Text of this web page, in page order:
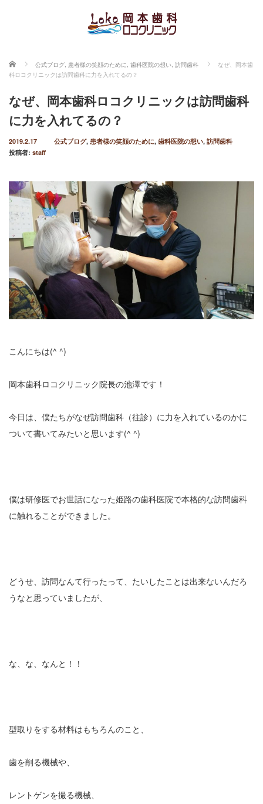
ホーム 公式ブログ, 患者様の笑顔のために, 歯科医院の想い, 訪問歯科
なぜ、岡本歯
科ロコクリニックは訪問歯科に力を入れてるの？
なぜ、岡本歯科ロコクリニックは訪問歯科
に力を入れてるの？
2019.2.17 公式ブログ, 患者様の笑顔のために, 歯科医院の想い, 訪問歯科
投稿者: staff
こんにちは(^ ^)
岡本歯科ロコクリニック院長の池澤です！
今日は、僕たちがなぜ訪問歯科（往診）に力を入れているのかに
ついて書いてみたいと思います(^ ^)
僕は研修医でお世話になった姫路の歯科医院で本格的な訪問歯科
に触れることができました。
どうせ、訪問なんて行ったって、たいしたことは出来ないんだろ
うなと思っていましたが、
な、な、なんと！！
型取りをする材料はもちろんのこと、
歯を削る機械や、
レントゲンを撮る機械、